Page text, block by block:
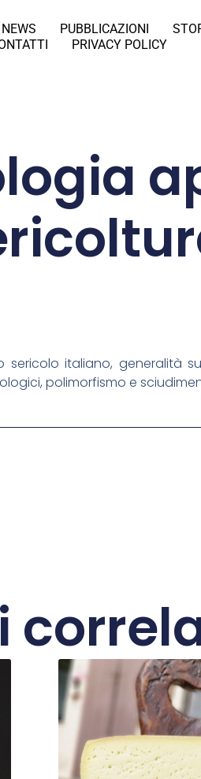
NEWS PUBBLICAZIONI
PRIVACY POLICY
italiano, generalità
polimorfismo e